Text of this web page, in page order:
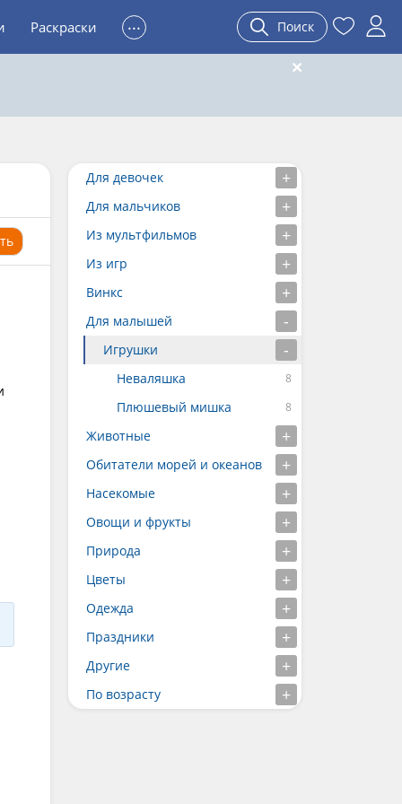
Раскраски ... Поиск
Для девочек
Для мальчиков
Из мультфильмов
Из игр
Винкс
Для малышей
Игрушки
Неваляшка
Плюшевый мишка
Животные
Обитатели морей и океанов
Насекомые
Овощи и фрукты
Природа
Цветы
Одежда
Праздники
Другие
По возрасту